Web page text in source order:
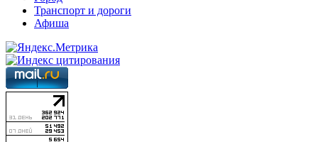
Транспорт и дороги
Афиша